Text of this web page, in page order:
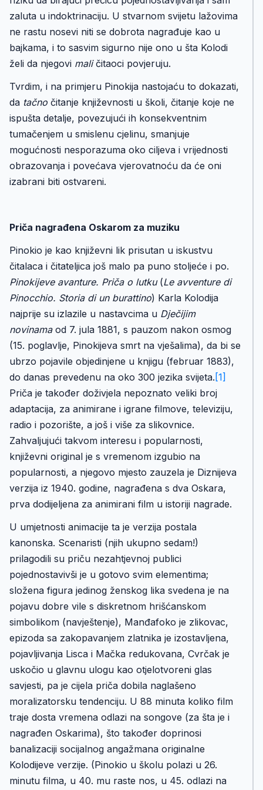
zaluta u indoktrinaciju. U stvarnom svijetu lažovima
ne rastu nosevi niti se dobrota nagrađuje kao u
bajkama, i to sasvim sigurno nije ono u šta Kolodi
želi da njegovi maličitaoci povjeruju.
Tvrdim, i na primjeru Pinokija nastojaću to dokazati,
da tačno čitanje književnosti u školi, čitanje koje ne
ispušta detalje, povezujući ih konsekventnim
tumačenjem u smislenu cjelinu, smanjuje
mogućnosti nesporazuma oko ciljeva i vrijednosti
obrazovanja i povećava vjerovatnoću da će oni
izabrani biti ostvareni.
Priča nagrađena Oskarom za muziku
Pinokio je kao književni lik prisutan u iskustvu
čitalaca i čitateljica još malo pa puno stoljeće i po.
Pinokijeve avanture. Priča o lutku(Le avventure di
Pinocchio. Storia di un burattino) Karla Kolodija
najprije su izlazile u nastavcima u Dječijim
novinamaod 7. jula 1881, s pauzom nakon osmog
(15. poglavlje, Pinokijeva smrt na vješalima), da bi se
ubrzo pojavile objedinjene u knjigu (februar 1883),
do danas prevedenu na oko 300 jezika svijeta. [1]
Priča je također doživjela nepoznato veliki broj
adaptacija, za animirane i igrane filmove, televiziju,
radio i pozorište, a još i više za slikovnice.
Zahvaljujući takvom interesu i popularnosti,
književni original je s vremenom izgubio na
popularnosti, a njegovo mjesto zauzela je Diznijeva
verzija iz 1940. godine, nagrađena s dva Oskara,
prva dodijeljena za animirani film u istoriji nagrade.
U umjetnosti animacije ta je verzija postala
kanonska. Scenaristi (njih ukupno sedam!)
prilagodili su priču nezahtjevnoj publici
pojednostavivši je u gotovo svim elementima;
složena figura jedinog ženskog lika svedena je na
pojavu dobre vile s diskretnom hrišćanskom
simbolikom (navještenje), Manđafoko je zlikovac,
epizoda sa zakopavanjem zlatnika je izostavljena,
pojavljivanja Lisca i Mačka redukovana, Cvrčak je
uskočio u glavnu ulogu kao otjelotvoreni glas
savjesti, pa je cijela priča dobila naglašeno
moralizatorsku tendenciju. U 88 minuta koliko film
traje dosta vremena odlazi na songove (za šta je i
nagrađen Oskarima), što također doprinosi
banalizaciji socijalnog angažmana originalne
Kolodijeve verzije. (Pinokio u školu polazi u 26.
minutu filma, u 40. mu raste nos, u 45. odlazi na